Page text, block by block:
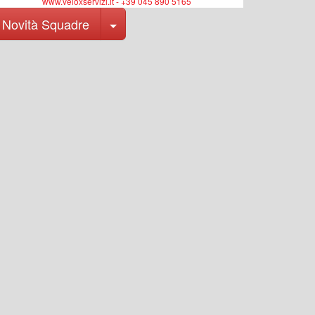
Novità Squadre Toggle Dropdown